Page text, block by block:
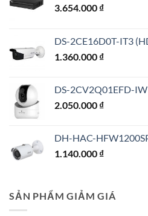
3.654.000 ₫
DS-2CE16D0T-IT3
1.360.000 ₫
DS-2CV2Q01EFD-
2.050.000 ₫
DH-HAC-
1.140.000 ₫
SẢN PHẨM GIẢM GIÁ